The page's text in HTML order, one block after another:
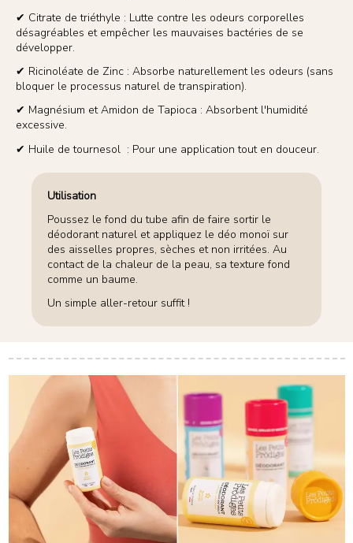
✔ Citrate de triéthyle : Lutte contre les odeurs corporelles
désagréables et empêcher les mauvaises bactéries de se
développer.
✔ Ricinoléate de Zinc : Absorbe naturellement les odeurs (sans
bloquer le processus naturel de transpiration).
✔ Magnésium et Amidon de Tapioca : Absorbent l'humidité
excessive.
✔ Huile de tournesol : Pour une application tout en douceur.
Utilisation
Poussez le fond du tube afin de faire sortir le
déodorant naturel et appliquez le déo monoï sur
des aisselles propres, sèches et non irritées. Au
contact de la chaleur de la peau, sa texture fond
comme un baume.
Un simple aller-retour suffit !